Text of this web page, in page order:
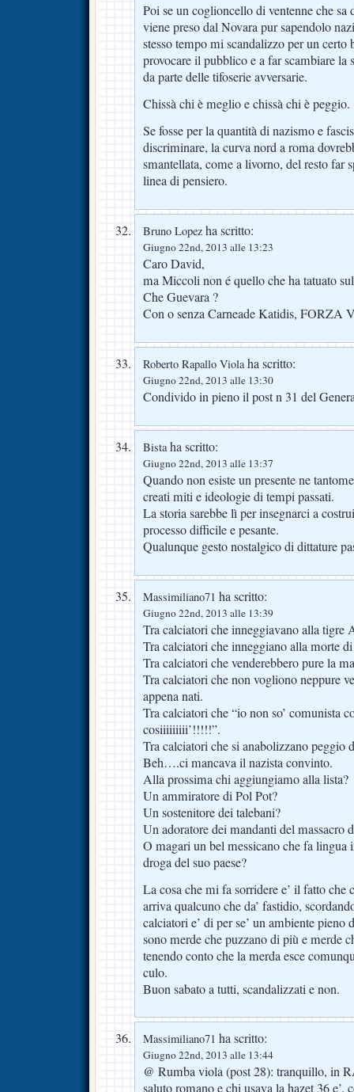
Poi se un coglioncello di ventenne che sa
viene preso dal Novara pur sapendolo
stesso tempo mi scandalizzo per un certo
provocare il pubblico e a far scambiare
da parte delle tifoserie avversarie.
Chissà chi è meglio e chissà chi è peggio.
Se fosse per la quantità di nazismo e
discriminare, la curva nord a roma
smantellata, come a livorno, del resto far
linea di pensiero.
Bruno Lopez ha scritto:
Giugno 22nd, 2013 alle 13:23
Caro David,
ma Miccoli non é quello che ha tatuato
Che Guevara ?
Con o senza Carneade Katidis, FORZA
Roberto Rapallo Violaha scritto:
Giugno 22nd, 2013 alle 13:30
Condivido in pieno il post n 31 del
Bistaha scritto:
Giugno 22nd, 2013 alle 13:37
Quando non esiste un presente ne
creati miti e ideologie di tempi passati.
La storia sarebbe lì per insegnarci a
processo difficile e pesante.
Qualunque gesto nostalgico di dittature
Massimiliano71 ha scritto:
Giugno 22nd, 2013 alle 13:39
Tra calciatori che inneggiavano alla tigre
Tra calciatori che inneggiano alla morte
Tra calciatori che venderebbero pure la
Tra calciatori che non vogliono neppure
appena nati.
Tra calciatori che “io non so’ comunista
cosiiiiiiiii’!!!!!”.
Tra calciatori che si anabolizzano peggio
Beh….ci mancava il nazista convinto.
Alla prossima chi aggiungiamo alla lista?
Un ammiratore di Pol Pot?
Un sostenitore dei talebani?
Un adoratore dei mandanti del massacro
O magari un bel messicano che fa lingua
droga del suo paese?
La cosa che mi fa sorridere e’ il fatto che
arriva qualcuno che da’ fastidio,
calciatori e’ di per se’ un ambiente pieno
sono merde che puzzano di più e merde
tenendo conto che la merda esce
culo.
Buon sabato a tutti, scandalizzati e non.
Massimiliano71 ha scritto:
Giugno 22nd, 2013 alle 13:44
@ Rumba viola (post 28): tranquillo, in
saluto romano e chi usava la hazet 36